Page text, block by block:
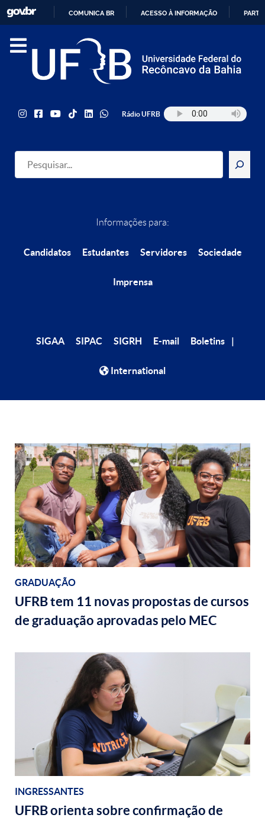
PARA
COMUNICA BR ACESSO À INFORMAÇÃO
Informações para:
Candidatos Estudantes Servidores Sociedade
Imprensa
SIGAA SIPAC SIGRH E-mail Boletins
International
Rádio UFRB
Pesquisar
GRADUAÇÃO
UFRB tem 11 novas propostas de cursos
de graduação aprovadas pelo MEC
INGRESSANTES
UFRB orienta sobre confirmação de